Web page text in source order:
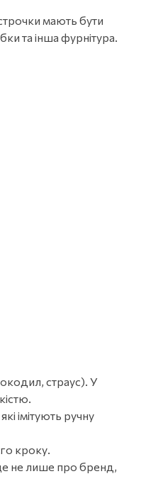
мають бути
та інша фурнітура.
страус). У
імітують ручну
кроку.
не лише про бренд,